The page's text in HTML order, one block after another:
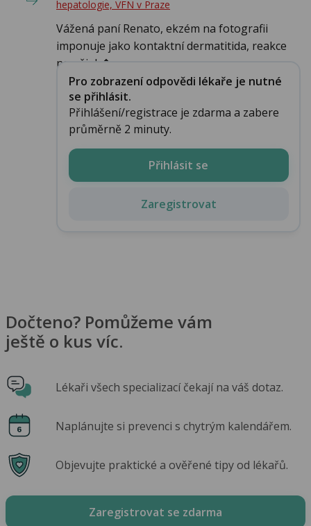
hepatologie, VFN v Praze
Vážená paní Renato, ekzém na fotografii
imponuje jako kontaktní dermatitida, reakce
na nějak�...
Pro zobrazení odpovědi lékaře je nutné
se přihlásit.
Přihlášení/registrace je zdarma a zabere
průměrně 2 minuty.
Přihlásit se
Zaregistrovat
Dočteno? Pomůžeme vám
ještě o kus víc.
Lékaři všech specializací čekají na váš dotaz.
Naplánujte si prevenci s chytrým kalendářem.
Objevujte praktické a ověřené tipy od lékařů.
Zaregistrovat se zdarma